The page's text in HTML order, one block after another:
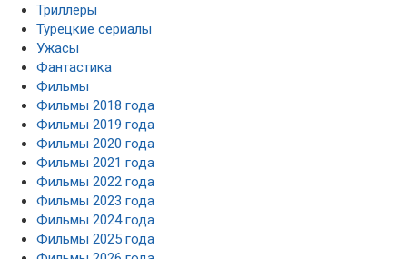
Триллеры
Турецкие сериалы
Ужасы
Фантастика
Фильмы
Фильмы 2018 года
Фильмы 2019 года
Фильмы 2020 года
Фильмы 2021 года
Фильмы 2022 года
Фильмы 2023 года
Фильмы 2024 года
Фильмы 2025 года